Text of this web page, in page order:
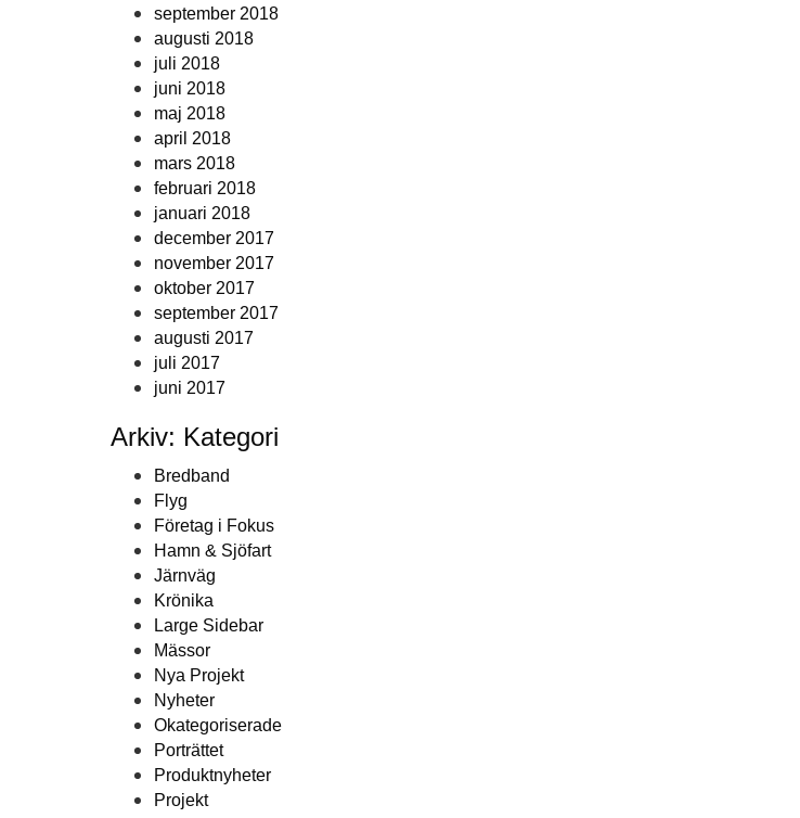
september 2018
augusti 2018
juli 2018
juni 2018
maj 2018
april 2018
mars 2018
februari 2018
januari 2018
december 2017
november 2017
oktober 2017
september 2017
augusti 2017
juli 2017
juni 2017
Arkiv: Kategori
Bredband
Flyg
Företag i Fokus
Hamn & Sjöfart
Järnväg
Krönika
Large Sidebar
Mässor
Nya Projekt
Nyheter
Okategoriserade
Porträttet
Produktnyheter
Projekt